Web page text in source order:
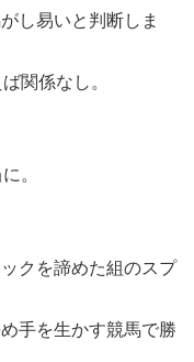
し易いと判断しま
関係なし。
。
クを諦めた組のスプ
手を生かす競馬で勝